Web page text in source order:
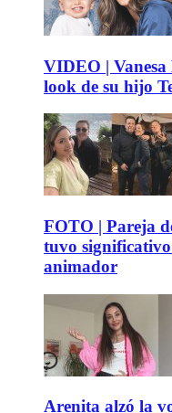
VIDEO |
look de su hijo
FOTO | Pareja
tuvo
animador
Arenita alzó la